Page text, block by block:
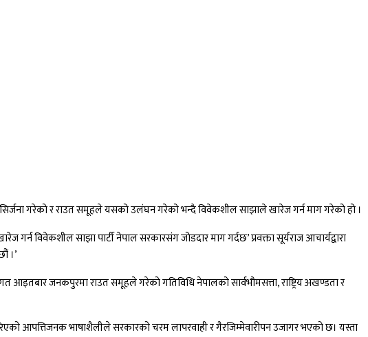
गरेको र राउत समूहले यसको उलंघन गरेको भन्दै विवेकशील साझाले खारेज गर्न माग गरेको हो ।
साझा पार्टी नेपाल सरकारसंग जोडदार माग गर्दछ’ प्रवक्ता सूर्यराज आचार्यद्वारा
।’
जनकपुरमा राउत समूहले गरेको गतिविधि नेपालको सार्वभौमसत्ता, राष्ट्रिय अखण्डता र
आपत्तिजनक भाषाशैलीले सरकारको चरम लापरवाही र गैरजिम्मेवारीपन उजागर भएको छ। यस्ता